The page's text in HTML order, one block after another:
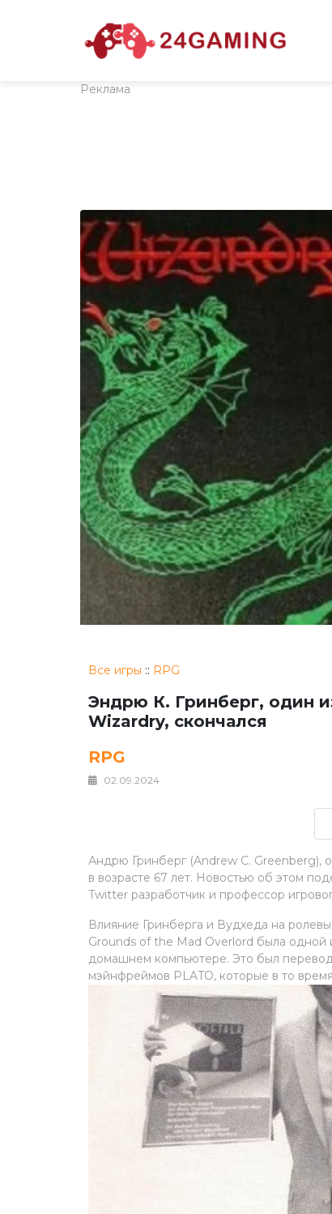
Реклама
Все игры :: RPG
Эндрю К. Гринберг, один
Wizardry, скончался
RPG
02.09.2024
Андрю Гринберг (Andrew C. Greenberg),
в возрасте 67 лет. Новостью об этом
Twitter разработчик и профессор
Влияние Гринберга и Вудхеда на
Grounds of the Mad Overlord была одной
домашнем компьютере. Это был перевод
мэйнфреймов PLATO, которые в то